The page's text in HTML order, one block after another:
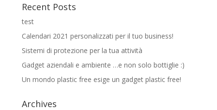
Recent Posts
test
Calendari 2021 personalizzati per il tuo business!
Sistemi di protezione per la tua attività
Gadget aziendali e ambiente …e non solo bottiglie :)
Un mondo plastic free esige un gadget plastic free!
Archives